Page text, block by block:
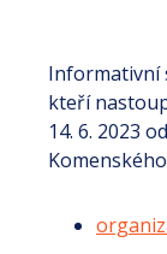
Informativní
kteří
14. 6. 2023